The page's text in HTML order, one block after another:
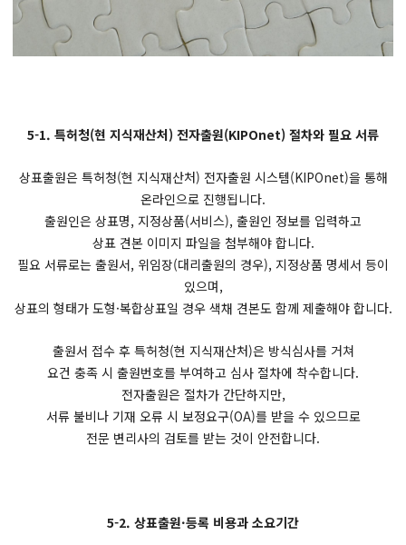
5-1. 특허청(현 지식재산처) 전자출원(KIPOnet) 절차와 필요 서류
상표출원은 특허청(현 지식재산처) 전자출원 시스템(KIPOnet)을 통해
온라인으로 진행됩니다.
출원인은 상표명, 지정상품(서비스), 출원인 정보를 입력하고
상표 견본 이미지 파일을 첨부해야 합니다.
필요 서류로는 출원서, 위임장(대리출원의 경우), 지정상품 명세서 등이
있으며,
상표의 형태가 도형·복합상표일 경우 색채 견본도 함께 제출해야 합니다.
출원서 접수 후 특허청(현 지식재산처)은 방식심사를 거쳐
요건 충족 시 출원번호를 부여하고 심사 절차에 착수합니다.
전자출원은 절차가 간단하지만,
서류 불비나 기재 오류 시 보정요구(OA)를 받을 수 있으므로
전문 변리사의 검토를 받는 것이 안전합니다.
5-2. 상표출원·등록 비용과 소요기간